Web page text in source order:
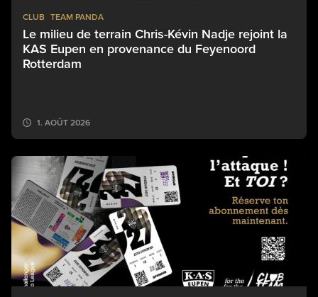
CLUB TEAM PANDA
Le milieu de terrain Chris-Kévin Nadje rejoint la
KAS Eupen en provenance du Feyenoord
Rotterdam
1. AOÛT 2026